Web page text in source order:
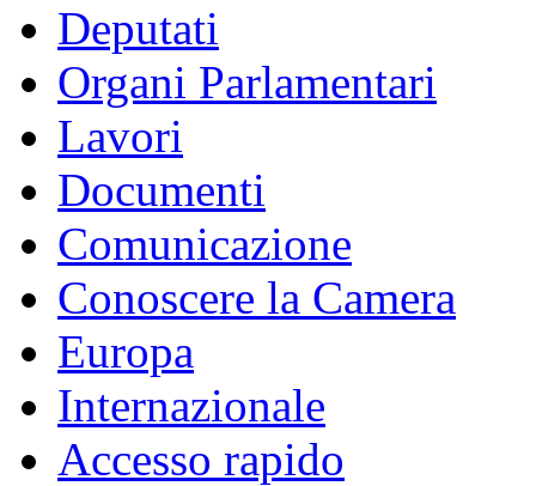
Deputati
Organi Parlamentari
Lavori
Documenti
Comunicazione
Conoscere la Camera
Europa
Internazionale
Accesso rapido